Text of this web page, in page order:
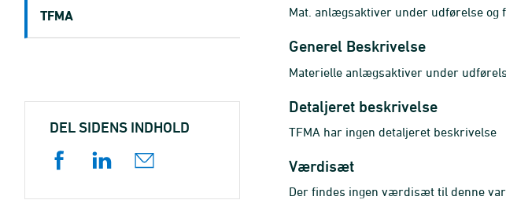
Mat. anlægsaktiver under udførelse
Generel Beskrivelse
Materielle anlægsaktiver under
Detaljeret beskrivelse
TFMA har ingen detaljeret beskrivelse
Værdisæt
Der findes ingen værdisæt til denne
TFMA
DEL SIDENS INDHOLD